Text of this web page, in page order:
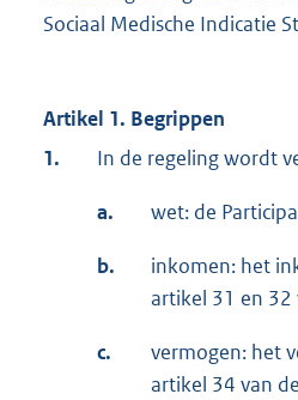
Sociaal Medische Indicatie
Artikel 1. Begrippen
1.
In de regeling wordt
a. wet: de
b.
inkomen: het
artikel 31 en 32
c.
vermogen: het
artikel 34 van